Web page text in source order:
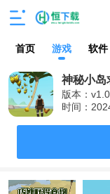
首页 游戏 软件
神秘小岛
版本：
时间：